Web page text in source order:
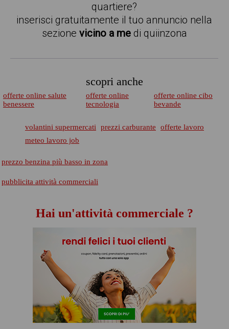
quartiere?
inserisci gratuitamente il tuo annuncio nella
sezione vicino a medi quiinzona
scopri anche
offerte online salute
benessere
offerte online
tecnologia
offerte online cibo
bevande
volantini supermercati prezzi carburante
offerte lavoro
meteo lavoro job
prezzo benzina più basso in zona
pubblicita attività commerciali
Hai un'attività commerciale ?